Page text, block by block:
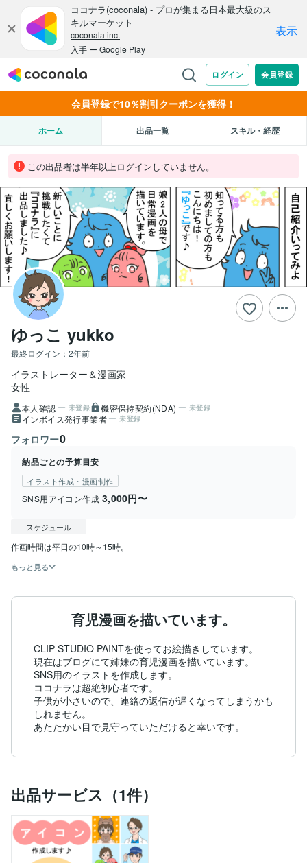
会員登録で10％割引クーポンを獲得！
ホーム 出品一覧 スキル・経歴
この出品者は半年以上ログインしていません。
ゆっこ yukko
最終ログイン： 2年前
イラストレーター＆漫画家
女性
本人確認 未登録 機密保持契約(NDA) 未登録
インボイス発行事業者 未登録
フォロワー0
納品ごとの予算目安
イラスト作成・漫画制作
SNS用アイコン作成 3,000円〜
スケジュール
もっと見る
育児漫画を描いています。
CLIP STUDIO PAINTを使ってお絵描きしています。
現在はブログにて姉妹の育児漫画を描いています。
SNS用のイラストを作成します。
ココナラは超絶初心者です。
子供が小さいので、連絡の返信が遅くなってしまうかも
しれません。
あたたかい目で見守っていただけると幸いです。
出品サービス（1件）